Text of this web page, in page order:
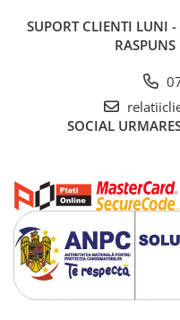
SUPORT CLIENTI LUNI -
SOCIAL